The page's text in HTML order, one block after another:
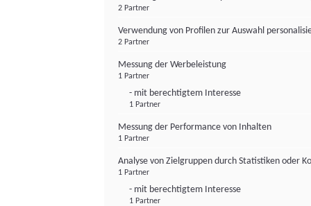
2 Partner
Verwendung von Profilen zur Auswahl
2 Partner
Messung der Werbeleistung
1 Partner
- mit berechtigtem Interesse
1 Partner
Messung der Performance von Inhalten
1 Partner
Analyse von Zielgruppen durch Statistiken oder
1 Partner
- mit berechtigtem Interesse
1 Partner